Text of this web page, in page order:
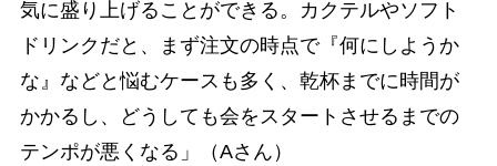
気に盛り上げることができる。カクテルやソフト
ドリンクだと、まず注文の時点で『何にしようか
な』などと悩むケースも多く、乾杯までに時間が
かかるし、どうしても会をスタートさせるまでの
テンポが悪くなる」（Aさん）